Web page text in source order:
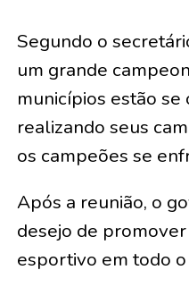
Segundo o
um grande
municípios estão se
realizando seus
os campeões se
Após a reunião, o
desejo de
esportivo em todo